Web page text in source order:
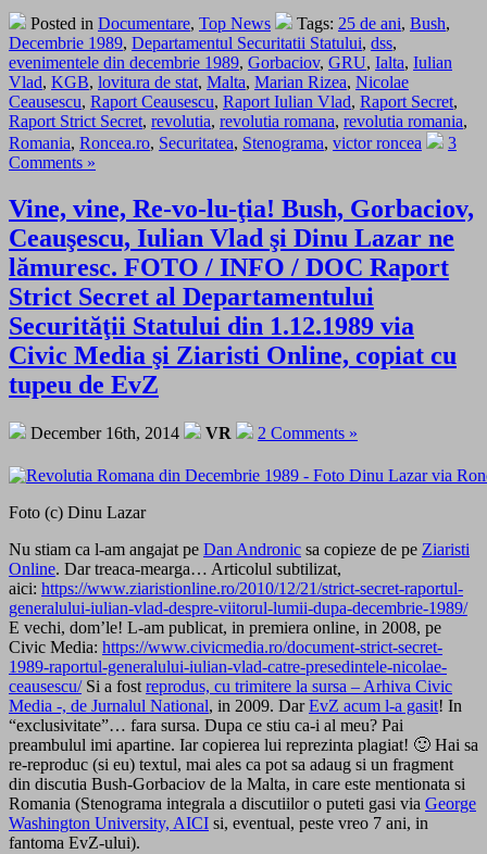
Posted in Documentare, Top News Tags: 25 de ani, Bush,
Decembrie 1989, Departamentul Securitatii Statului, dss,
evenimentele din decembrie 1989, Gorbaciov, GRU, Ialta, Iulian
Vlad, KGB, lovitura de stat, Malta, Marian Rizea, Nicolae
Ceausescu, Raport Ceausescu, Raport Iulian Vlad, Raport Secret,
Raport Strict Secret, revolutia, revolutia romana, revolutia romania,
Romania, Roncea.ro, Securitatea, Stenograma, victor roncea
3
Comments »
Vine, vine, Re-vo-lu-ţia! Bush, Gorbaciov,
Ceauşescu, Iulian Vlad şi Dinu Lazar ne
lămuresc. FOTO / INFO / DOC Raport
Strict Secret al Departamentului
Securităţii Statului din 1.12.1989 via
Civic Media şi Ziaristi Online, copiat cu
tupeu de EvZ
December 16th, 2014 VR 2 Comments »
Foto (c) Dinu Lazar
Nu stiam ca l-am angajat pe Dan Andronic sa copieze de pe Ziaristi
Online. Dar treaca-mearga… Articolul subtilizat,
aici: https://www.ziaristionline.ro/2010/12/21/strict-secret-raportul-
generalului-iulian-vlad-despre-viitorul-lumii-dupa-decembrie-1989/
E vechi, dom’le! L-am publicat, in premiera online, in 2008, pe
Civic Media: https://www.civicmedia.ro/document-strict-secret-
1989-raportul-generalului-iulian-vlad-catre-presedintele-nicolae-
ceausescu/Si a fost reprodus, cu trimitere la sursa – Arhiva Civic
Media -, de Jurnalul National, in 2009. DarEvZ acum l-a gasit! In
“exclusivitate”… fara sursa. Dupa ce stiu ca-i al meu? Pai
preambulul imi apartine. Iar copierea lui reprezinta plagiat! 🙂 Hai sa
re-reproduc (si eu) textul, mai ales ca pot sa adaug si un fragment
din discutia Bush-Gorbaciov de la Malta, in care este mentionata si
Romania (Stenograma integrala a discutiilor o puteti gasi via George
Washington University, AICI si, eventual, peste vreo 7 ani, in
fantoma EvZ-ului).